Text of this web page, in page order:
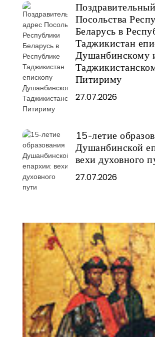
Посольства
Беларусь в
Таджикистан
Душанбинскому
Питириму
27.07.2026
15-летие
Душанбинской
вехи духовного
27.07.2026